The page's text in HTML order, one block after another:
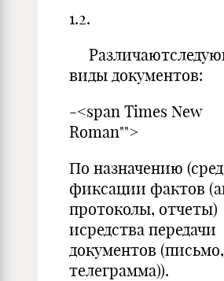
1.2.
виды документов:
-<span Times New
Roman"">
По назначению
фиксации фактов
протоколы, отчеты)
исредства передачи
документов (письмо,
телеграмма)).